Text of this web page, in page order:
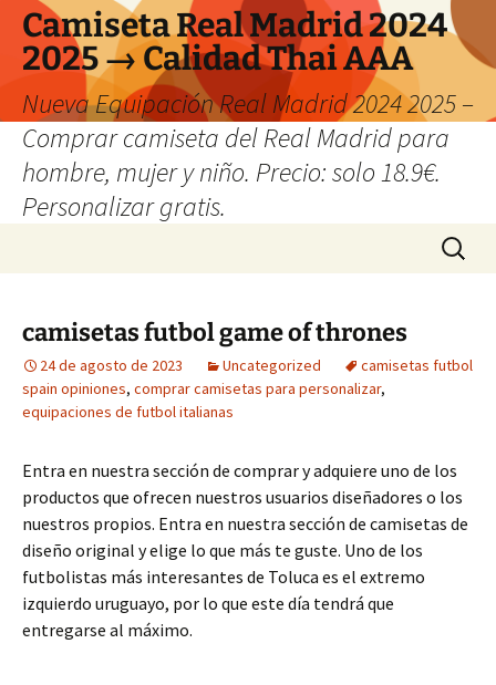
Camiseta Real Madrid 2024
2025 → Calidad Thai AAA
Nueva Equipación Real Madrid 2024 2025 –
Comprar camiseta del Real Madrid para
hombre, mujer y niño. Precio: solo 18.9€.
Personalizar gratis.
Buscar:
camisetas futbol game of thrones
24 de agosto de 2023 Uncategorized
camisetas futbol
spain opiniones, comprar camisetas para personalizar,
equipaciones de futbol italianas
Entra en nuestra sección de comprar y adquiere uno de los
productos que ofrecen nuestros usuarios diseñadores o los
nuestros propios. Entra en nuestra sección de camisetas de
diseño original y elige lo que más te guste. Uno de los
futbolistas más interesantes de Toluca es el extremo
izquierdo uruguayo, por lo que este día tendrá que
entregarse al máximo.